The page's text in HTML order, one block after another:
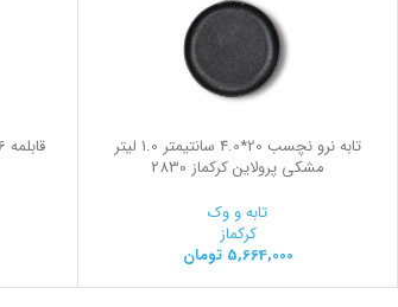
تابه نرو نچسب 20*4.0 سانتیمتر 1.0 لیتر
مشکی پرولاین کرکماز 2830
تابه و وک
کرکماز
5,664,000 تومان